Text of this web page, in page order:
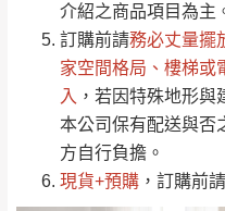
介紹之商品項目為主
訂購前請務必丈量擺
家空間格局、 樓梯或
入 ，若因特殊地形與
本公司保有配送與否
方自行負擔。
現貨+預購 ，訂購前
新竹
接單後二日內(不
電話聯絡或E-
（線上客
服
下單前先詢問是
現貨我們客服會
（洽詢方式請搜